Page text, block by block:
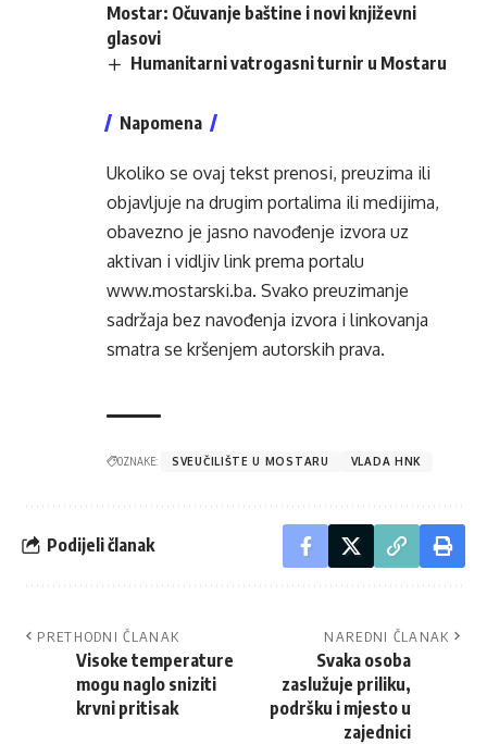
Mostar: Očuvanje baštine i novi književni
glasovi
Humanitarni vatrogasni turnir u Mostaru
Napomena
Ukoliko se ovaj tekst prenosi, preuzima ili
objavljuje na drugim portalima ili medijima,
obavezno je jasno navođenje izvora uz
aktivan i vidljiv link prema portalu
www.mostarski.ba. Svako preuzimanje
sadržaja bez navođenja izvora i linkovanja
smatra se kršenjem autorskih prava.
OZNAKE: SVEUČILIŠTE U MOSTARU VLADA HNK
Podijeli članak
PRETHODNI ČLANAK
Visoke temperature
mogu naglo sniziti
krvni pritisak
NAREDNI ČLANAK
Svaka osoba
zaslužuje priliku,
podršku i mjesto u
zajednici